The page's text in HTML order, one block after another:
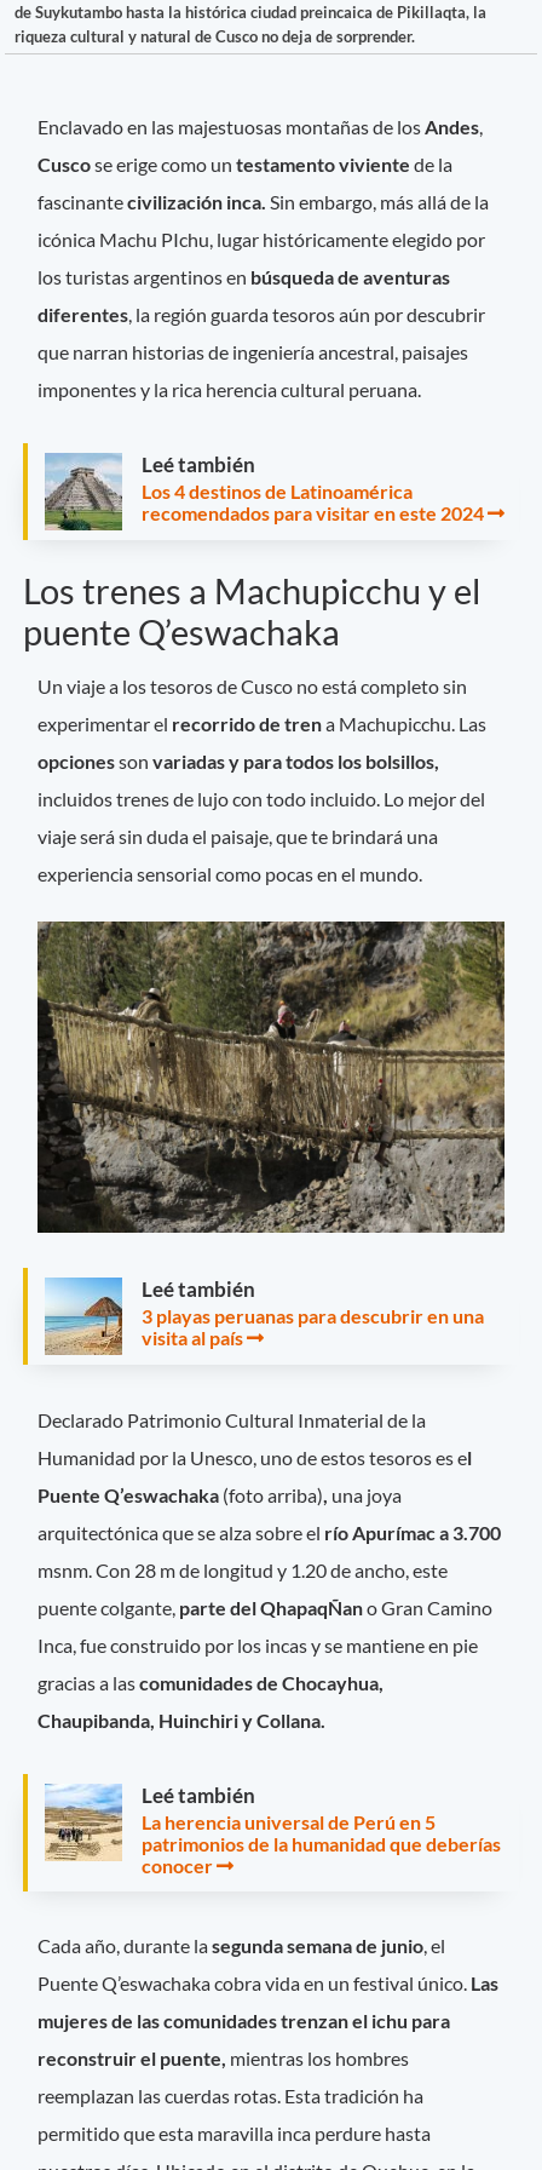
de Suykutambo hasta la histórica ciudad preincaica de Pikillaqta, la
riqueza cultural y natural de Cusco no deja de sorprender.
Enclavado en las majestuosas montañas de los Andes
Cuscose erige como untestamento viviente de la
fascinantecivilización inca. Sin embargo, más allá de la
icónica Machu PIchu, lugar históricamente elegido por
los turistas argentinos en búsqueda de aventuras
diferentes , la región guarda tesoros aún por descubrir
que narran historias de ingeniería ancestral, paisajes
imponentes y la rica herencia cultural peruana.
Leé también
Los 4 destinos de Latinoamérica
recomendados para visitar en este 2024
Los trenes a Machupicchu y el
puente Q’eswachaka
Un viaje a los tesoros de Cusco no está completo sin
experimentar el recorrido de trena Machupicchu. Las
opcionesson variadas y para todos los bolsillos,
incluidos trenes de lujo con todo incluido. Lo mejor del
viaje será sin duda el paisaje, que te brindará una
experiencia sensorial como pocas en el mundo.
Leé también
3 playas peruanas para descubrir en una
visita al país
Declarado Patrimonio Cultural Inmaterial de la
Humanidad por la Unesco, uno de estos tesoros es el
Puente Q’eswachaka (foto arriba) una joya
arquitectónica que se alza sobre el río Apurímac a 3.700
msnm. Con 28 m de longitud y 1.20 de ancho, este
puente colgante, parte del QhapaqÑano Gran Camino
Inca, fue construido por los incas y se mantiene en pie
gracias a lascomunidades de Chocayhua,
Chaupibanda, Huinchiri y Collana.
Leé también
La herencia universal de Perú en 5
patrimonios de la humanidad que deberías
conocer
Cada año, durante lasegunda semana de junio, el
Puente Q’eswachaka cobra vida en un festival único. Las
mujeres de las comunidades trenzan el ichu para
reconstruir el puente, mientras los hombres
reemplazan las cuerdas rotas. Esta tradición ha
permitido que esta maravilla inca perdure hasta